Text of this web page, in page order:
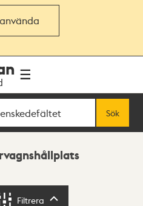
Sök
Filtrera